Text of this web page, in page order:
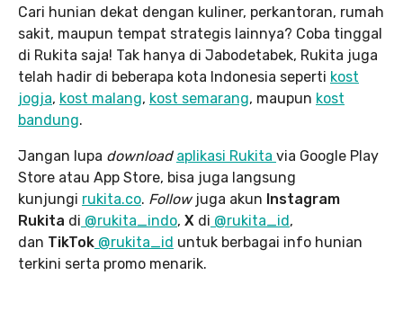
Cari hunian dekat dengan kuliner, perkantoran, rumah
sakit, maupun tempat strategis lainnya? Coba tinggal
di Rukita saja! Tak hanya di Jabodetabek, Rukita juga
telah hadir di beberapa kota Indonesia seperti kost
jogja, kost malang, kost semarang, maupun kost
bandung.
Jangan lupa download aplikasi Rukita via Google Play
Store atau App Store, bisa juga langsung
kunjungi rukita.co. Followjuga akun Instagram
Rukita di @rukita_indo, X di @rukita_id,
dan TikTok @rukita_id untuk berbagai info hunian
terkini serta promo menarik.